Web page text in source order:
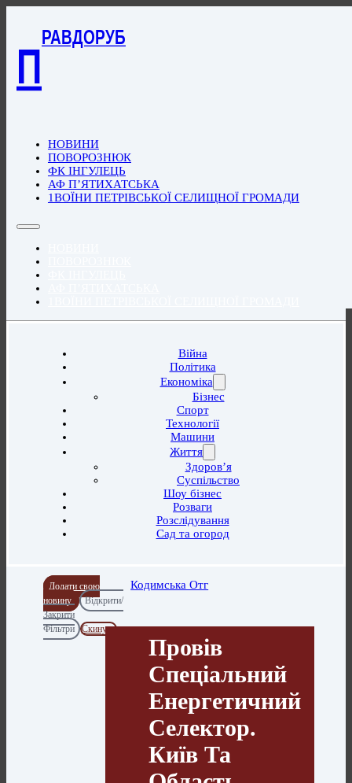
П
РАВДОРУБ
НОВИНИ
ПОВОРОЗНЮК
ФК ІНГУЛЕЦЬ
АФ П’ЯТИХАТСЬКА
1ВОЇНИ ПЕТРІВСЬКОЇ СЕЛИЩНОЇ ГРОМАДИ
Війна
Політика
Економіка
Бізнес
Спорт
Технології
Машини
Життя
Здоров’я
Суспільство
Шоу бізнес
Розваги
Розслідування
Сад та огород
Додати свою
новину
Відкрити/
Закрити
Фільтри
Скинути
Кодимська Отг
Провів
Спеціальний
Енергетичний
Селектор.
Київ Та